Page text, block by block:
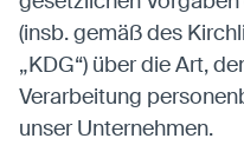
(insb. gemäß des
„KDG“) über die Art,
Verarbeitung
unser Unternehmen.